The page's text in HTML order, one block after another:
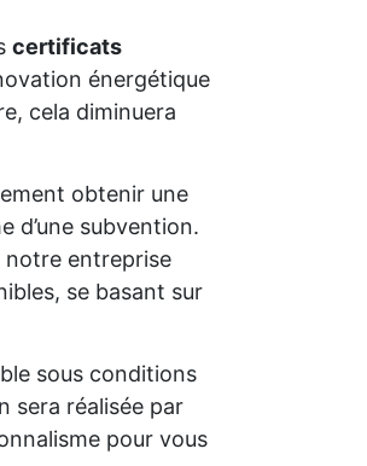
certificats
énergétique
cela diminuera
obtenir une
d’une subvention.
notre entreprise
se basant sur
sous conditions
sera réalisée par
pour vous